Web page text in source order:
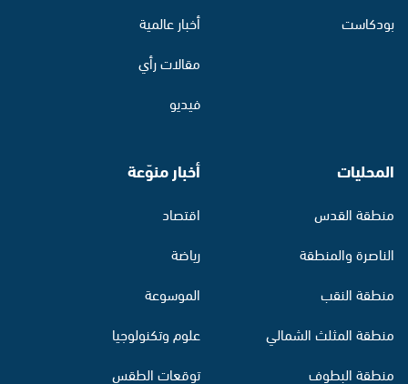
بودكاست
أخبار عالمية
مقالات رأي
فيديو
المحليات
منطقة القدس
الناصرة والمنطقة
منطقة النقب
منطقة المثلث الشمالي
منطقة البطوف
أخبار منوّعة
اقتصاد
رياضة
الموسوعة
علوم وتكنولوجيا
توقعات الطقس